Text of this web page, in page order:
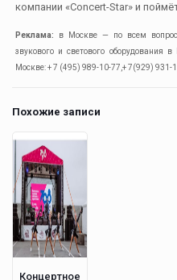
компании «Concert-Star» и
Реклама:
в Москве — по всем
звукового и светового
Москве: + 7 (495) 989-10-77,+ 7(929) 931-
Похожие записи
Концертное